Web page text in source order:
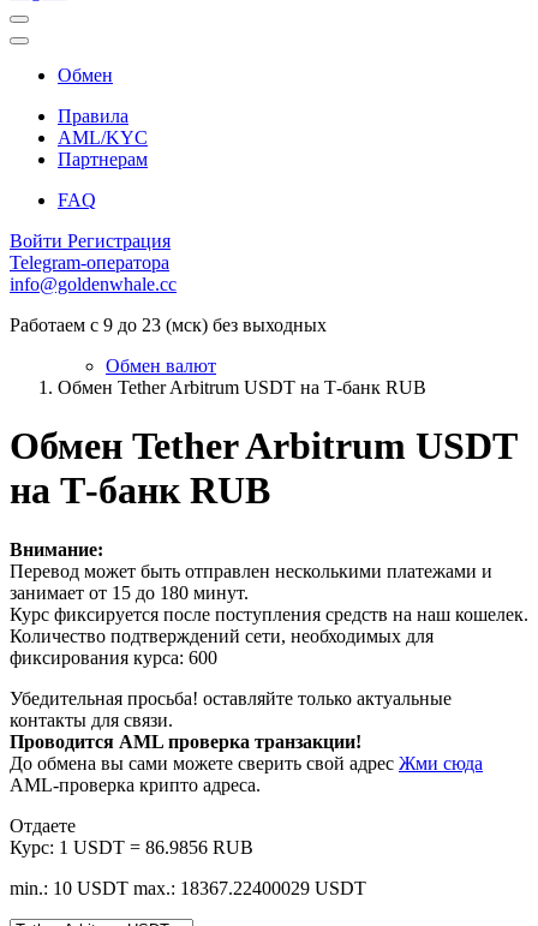
Обмен
Правила
AML/KYC
Партнерам
FAQ
Войти Регистрация
Telegram-оператора
info@goldenwhale.cc
Работаем с 9 до 23 (мск) без выходных
Обмен валют
Обмен Tether Arbitrum USDT на Т-банк RUB
Обмен Tether Arbitrum USDT
на Т-банк RUB
Внимание:
Перевод может быть отправлен несколькими платежами и
занимает от 15 до 180 минут.
Курс фиксируется после поступления средств на наш кошелек.
Количество подтверждений сети, необходимых для
фиксирования курса: 600
Убедительная просьба! оставляйте только актуальные
контакты для связи.
Проводится AML проверка транзакции!
До обмена вы сами можете сверить свой адрес Жми сюда
AML-проверка крипто адреса.
Отдаете
Курс: 1 USDT = 86.9856 RUB
min.: 10 USDT max.: 18367.22400029 USDT